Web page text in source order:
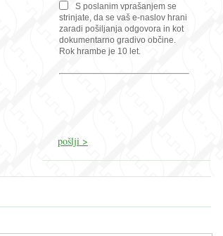
S poslanim vprašanjem se
strinjate, da se vaš e-naslov hrani
zaradi pošiljanja odgovora in kot
dokumentarno gradivo občine.
Rok hrambe je 10 let.